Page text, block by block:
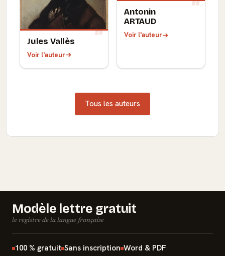
Jules Vallès
Voir l'auteur
Antonin
ARTAUD
Voir l'auteur
Tous les auteurs
Modèle lettre gratuit
le registre de la langue française
100 % gratuit Sans inscription Word & PDF